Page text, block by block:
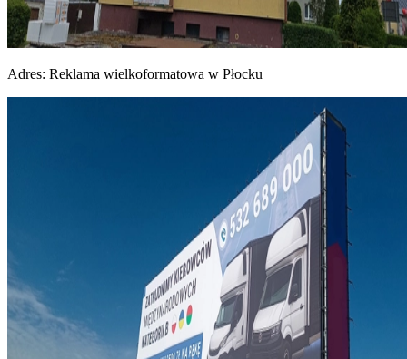
Adres: Reklama wielkoformatowa w Płocku